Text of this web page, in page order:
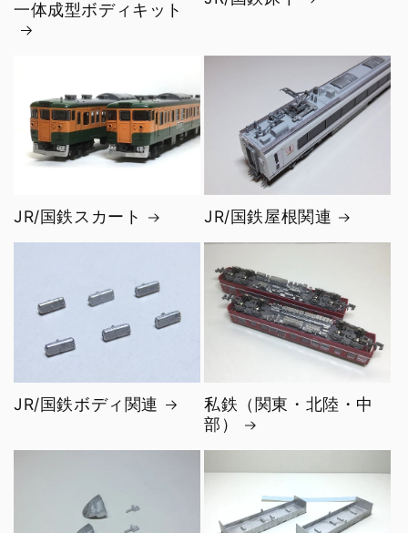
一体成型ボディキット
JR/国鉄スカート JR/国鉄屋根関連
JR/国鉄ボディ関連
私鉄（関東・北陸・中
部）